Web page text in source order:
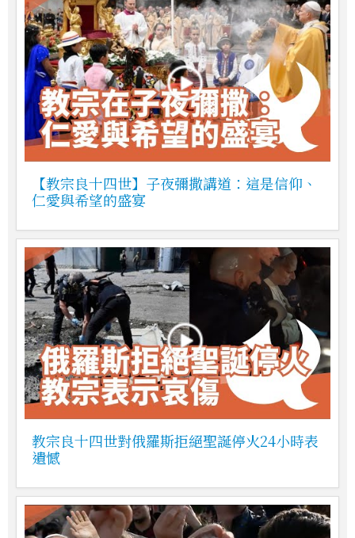
【教宗良十四世】子夜彌撒講道：這是信仰、
仁愛與希望的盛宴
教宗良十四世對俄羅斯拒絕聖誕停火24小時表
遺憾